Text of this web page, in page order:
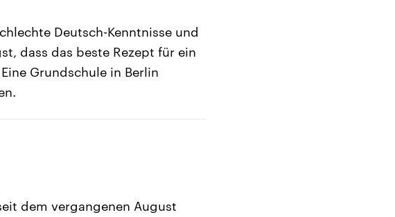
Deutsch-Kenntnisse und
dass das beste Rezept für ein
Grundschule in Berlin
dem vergangenen August